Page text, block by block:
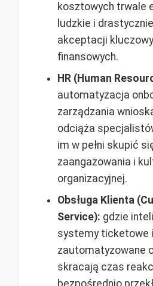
kosztowych trwale
ludzkie i
akceptacji
finansowych.
HR (Human
automatyzacja
zarządzania
odciąża
im w pełni skupić
zaangażowania i
organizacyjnej.
Obsługa Klienta
Service): gdzie
systemy ticketowe i
zautomatyzowane
skracają czas